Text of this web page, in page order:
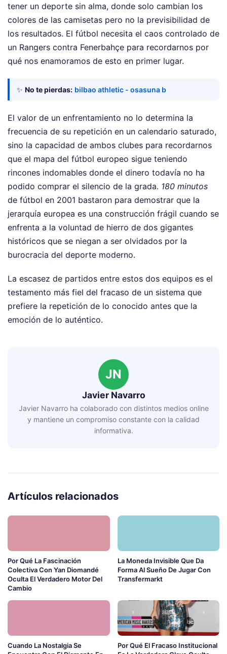
tener un deporte sin alma, donde solo cambian los
colores de las camisetas pero no la previsibilidad de
los resultados. El fútbol necesita el caos controlado de
un Rangers contra Fenerbahçe para recordarnos por
qué nos enamoramos de esto en primer lugar.
✨ No te pierdas: bilbao athletic - osasuna b
El valor de un enfrentamiento no lo determina la
frecuencia de su repetición en un calendario saturado,
sino la capacidad de ambos clubes para recordarnos
que el mapa del fútbol europeo sigue teniendo
rincones indomables donde el dinero todavía no ha
podido comprar el silencio de la grada. 180 minutos
de fútbol en 2001 bastaron para demostrar que la
jerarquía europea es una construcción frágil cuando se
enfrenta a la voluntad de hierro de dos gigantes
históricos que se niegan a ser olvidados por la
burocracia del deporte moderno.
La escasez de partidos entre estos dos equipos es el
testamento más fiel del fracaso de un sistema que
prefiere la repetición de lo conocido antes que la
emoción de lo auténtico.
JN
Javier Navarro
Javier Navarro ha colaborado con distintos medios online
y mantiene un compromiso constante con la calidad
informativa.
Artículos relacionados
Por Qué La Fascinación
Colectiva Con Yan Diomandé
Oculta El Verdadero Motor Del
Cambio
La Moneda Invisible Que Da
Forma Al Sueño De Jugar Con
Transfermarkt
Cuando La Nostalgia Se
Por Qué El Fracaso Institucional